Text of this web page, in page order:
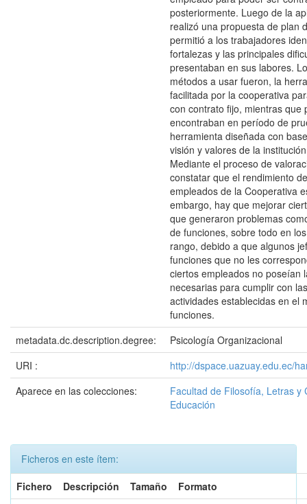
posteriormente. Luego de la
realizó una propuesta de plan
permitió a los trabajadores
fortalezas y las principales
presentaban en sus labores.
métodos a usar fueron, la
facilitada por la cooperativa
con contrato fijo, mientras que
encontraban en período de
herramienta diseñada con
visión y valores de la
Mediante el proceso de
constatar que el rendimiento
empleados de la Cooperativa
embargo, hay que mejorar
que generaron problemas
de funciones, sobre todo en
rango, debido a que algunos
funciones que no les
ciertos empleados no poseían
necesarias para cumplir con
actividades establecidas en el
funciones.
metadata.dc.description.degree:
Psicología Organizacional
URI :
http://dspace.uazuay.edu.ec/
Aparece en las colecciones:
Facultad de Filosofía, Letras y
Educación
Ficheros en este ítem:
Fichero
Descripción Tamaño
Formato